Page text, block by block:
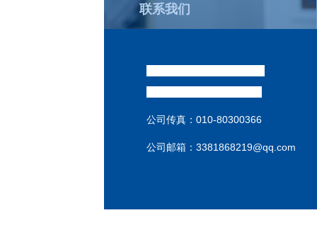
联系我们
公司传真： 010-80300366
公司邮箱： 3381868219@qq.com